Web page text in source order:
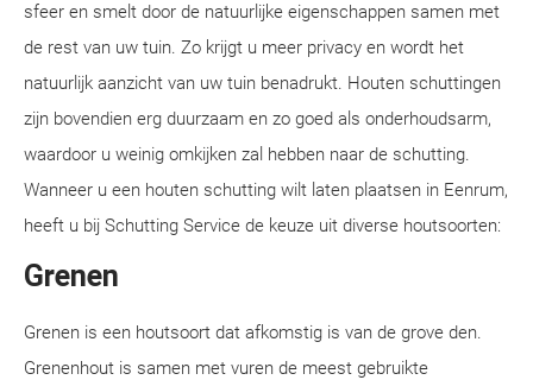
sfeer en smelt door de natuurlijke eigenschappen samen met
de rest van uw tuin. Zo krijgt u meer privacy en wordt het
natuurlijk aanzicht van uw tuin benadrukt. Houten schuttingen
zijn bovendien erg duurzaam en zo goed als onderhoudsarm,
waardoor u weinig omkijken zal hebben naar de schutting.
Wanneer u een houten schutting wilt laten plaatsen in Eenrum,
heeft u bij Schutting Service de keuze uit diverse houtsoorten:
Grenen
Grenen is een houtsoort dat afkomstig is van de grove den.
Grenenhout is samen met vuren de meest gebruikte